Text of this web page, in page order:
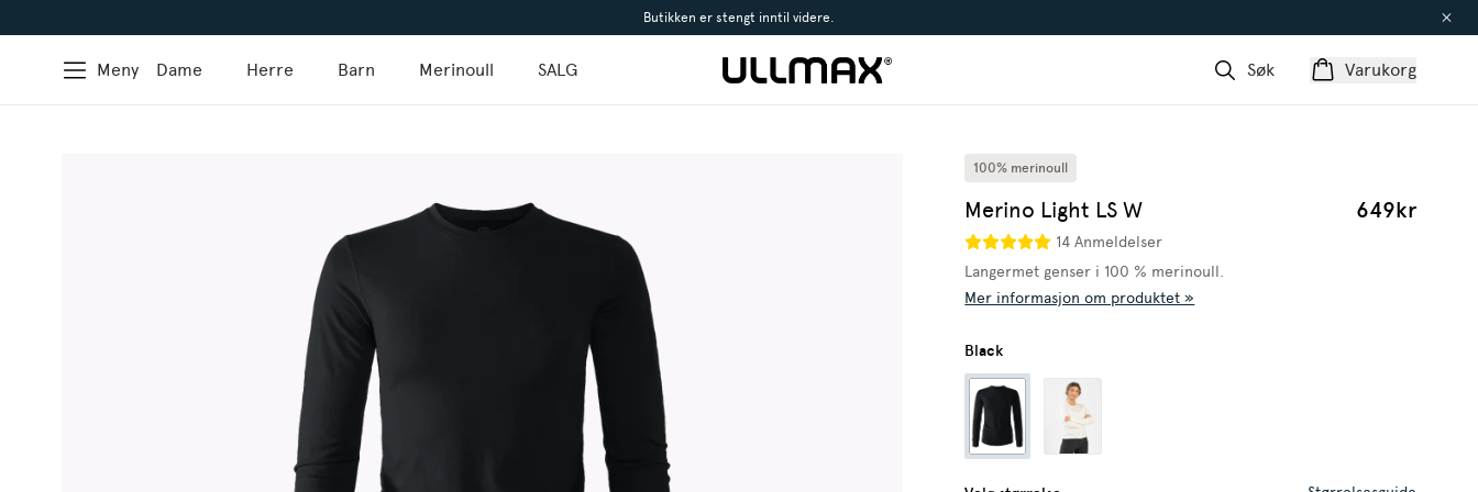
Butikken er stengt inntil videre.
Meny Dame Herre Barn Merinoull SALG Søk Varukorg
100% merinoull
Merino Light LS W 649kr
14 Anmeldelser
Langermet genser i 100 % merinoull.
Mer informasjon om produktet »
Black